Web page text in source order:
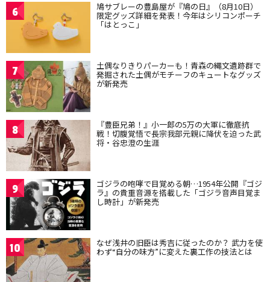
6 鳩サブレーの豊島屋が『鳩の日』（8月10日）
限定グッズ詳細を発表！今年はシリコンポーチ
「はとっこ」
7 土偶なりきりパーカーも！青森の縄文遺跡群で
発掘された土偶がモチーフのキュートなグッズ
が新発売
8 『豊臣兄弟！』小一郎の5万の大軍に徹底抗
戦！切腹覚悟で長宗我部元親に降伏を迫った武
将・谷忠澄の生涯
9 ゴジラの咆哮で目覚める朝…1954年公開『ゴジ
ラ』の貴重音源を搭載した「ゴジラ音声目覚ま
し時計」が新発売
10 なぜ浅井の旧臣は秀吉に従ったのか？ 武力を使
わず“自分の味方”に変えた裏工作の技法とは